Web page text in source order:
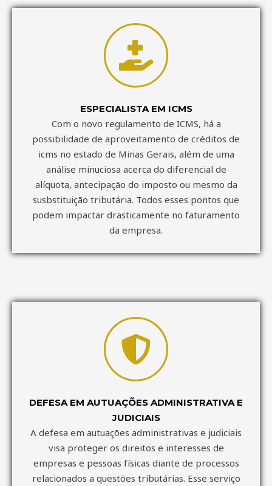
ESPECIALISTA EM ICMS
Com o novo regulamento de ICMS, há a
possibilidade de aproveitamento de créditos de
icms no estado de Minas Gerais, além de uma
análise minuciosa acerca do diferencial de
alíquota, antecipação do imposto ou mesmo da
susbstituição tributária. Todos esses pontos que
podem impactar drasticamente no faturamento
da empresa.
DEFESA EM AUTUAÇÕES ADMINISTRATIVA E
JUDICIAIS
A defesa em autuações administrativas e judiciais
visa proteger os direitos e interesses de
empresas e pessoas físicas diante de processos
relacionados a questões tributárias. Esse serviço